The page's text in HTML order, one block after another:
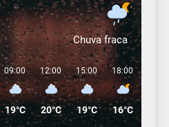
Chuva fraca
09:00
19°C
12:00
20°C
15:00
19°C
18:00
16°C